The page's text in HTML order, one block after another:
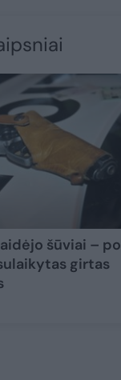
šūviai – po
girtas